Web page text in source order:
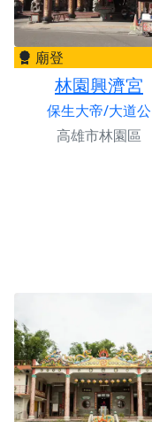
廟登
林園興濟宮
保生大帝/大道公
高雄市林園區